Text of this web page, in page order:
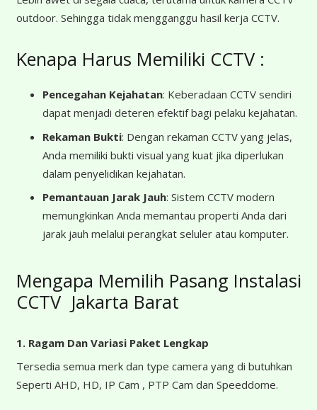
outdoor. Sehingga tidak mengganggu hasil kerja CCTV.
Kenapa Harus Memiliki CCTV :
Pencegahan Kejahatan: Keberadaan CCTV sendiri
dapat menjadi deteren efektif bagi pelaku kejahatan.
Rekaman Bukti: Dengan rekaman CCTV yang jelas,
Anda memiliki bukti visual yang kuat jika diperlukan
dalam penyelidikan kejahatan.
Pemantauan Jarak Jauh: Sistem CCTV modern
memungkinkan Anda memantau properti Anda dari
jarak jauh melalui perangkat seluler atau komputer.
Mengapa Memilih Pasang Instalasi
CCTV Jakarta Barat
1. Ragam Dan Variasi Paket Lengkap
Tersedia semua merk dan type camera yang di butuhkan
Seperti AHD, HD, IP Cam , PTP Cam dan Speeddome.